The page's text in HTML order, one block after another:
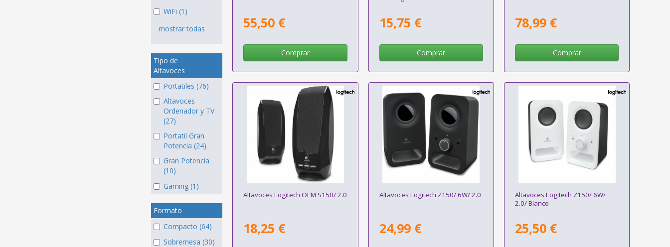
WiFi (1)
mostrar todas
Tipo de
Altavoces
Portatiles (76)
Altavoces
Ordenador y TV
(27)
Portatil Gran
Potencia (24)
Gran Potencia
(10)
Gaming (1)
Formato
Compacto (64)
Sobremesa (30)
55,50 €
Comprar
15,75 €
Comprar
78,99 €
Comprar
Altavoces Logitech OEM S150/ 2.0
18,25 €
Altavoces Logitech Z150/ 6W/ 2.0
24,99 €
Altavoces Logitech Z150/ 6W/
2.0/ Blanco
25,50 €